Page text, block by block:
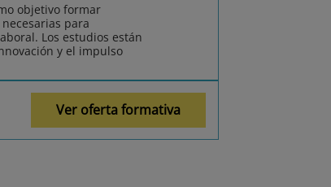
objetivo formar
para
Los estudios están
y el impulso
Ver oferta formativa